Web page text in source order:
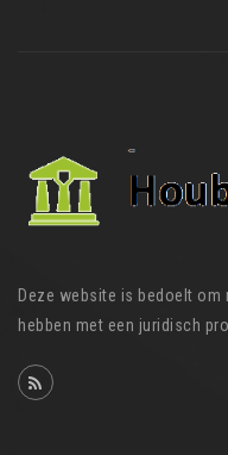
Deze website is bedoelt om
hebben met een juridisch